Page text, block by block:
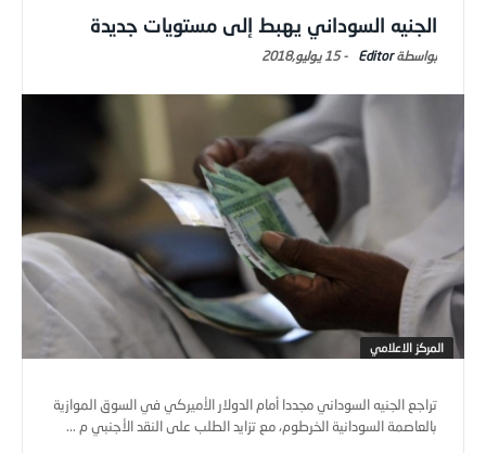
الجنيه السوداني يهبط إلى مستويات جديدة
Editor
-15 يوليو,2018
المركز الاعلامي
تراجع الجنيه السوداني مجددا أمام الدولار الأميركي في السوق الموازية
بالعاصمة السودانية الخرطوم، مع تزايد الطلب على النقد الأجنبي م ...